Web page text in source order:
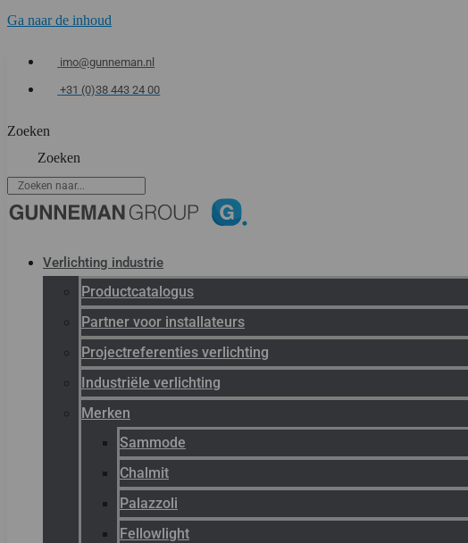
Ga naar de inhoud
imo@gunneman.nl
+31 (0)38 443 24 00
Zoeken
Zoeken
Verlichting industrie
Productcatalogus
Partner voor installateurs
Projectreferenties verlichting
Industriële verlichting
Merken
Sammode
Chalmit
Palazzoli
Fellowlight